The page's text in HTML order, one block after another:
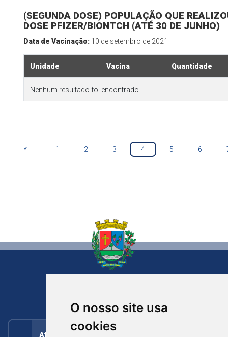
O nosso site usa
cookies
(SEGUNDA DOSE) POPULAÇÃO QUE
DOSE PFIZER/BIONTCH (ATÉ 30 DE JUNHO)
Data de Vacinação: 10 de setembro de 2021
Unidade Vacina Quantidade
Nenhum resultado foi encontrado.
« 1 2 3 4 5 6
Atendimento